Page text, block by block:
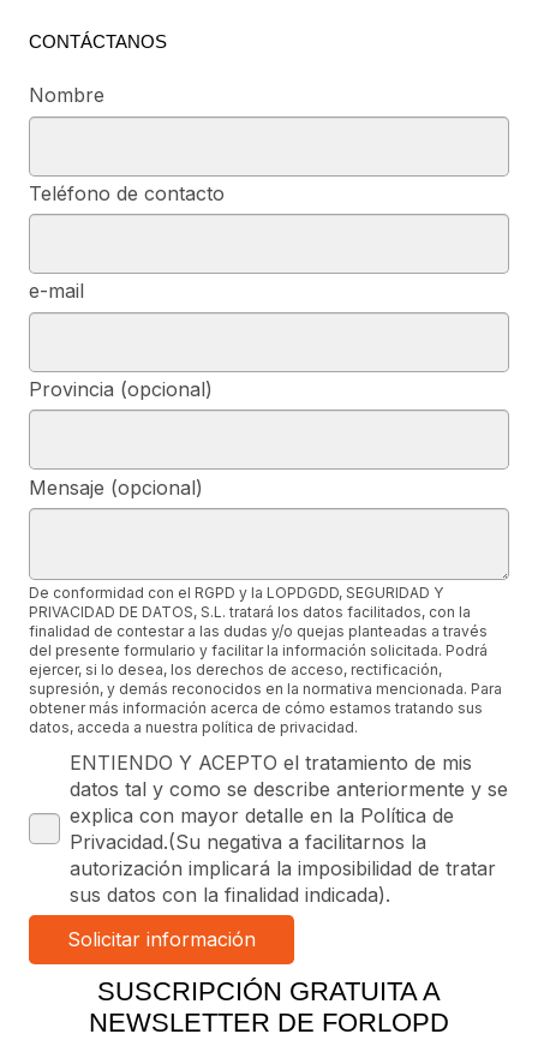
CONTÁCTANOS
Nombre
Teléfono de contacto
e-mail
Provincia (opcional)
Mensaje (opcional)
De conformidad con el RGPD y la LOPDGDD, SEGURIDAD Y
PRIVACIDAD DE DATOS, S.L. tratará los datos facilitados, con la
finalidad de contestar a las dudas y/o quejas planteadas a través
del presente formulario y facilitar la información solicitada. Podrá
ejercer, si lo desea, los derechos de acceso, rectificación,
supresión, y demás reconocidos en la normativa mencionada. Para
obtener más información acerca de cómo estamos tratando sus
datos, acceda a nuestra política de privacidad.
ENTIENDO Y ACEPTO el tratamiento de mis
datos tal y como se describe anteriormente y se
explica con mayor detalle en la Política de
Privacidad.(Su negativa a facilitarnos la
autorización implicará la imposibilidad de tratar
sus datos con la finalidad indicada).
SUSCRIPCIÓN GRATUITA A
NEWSLETTER DE FORLOPD